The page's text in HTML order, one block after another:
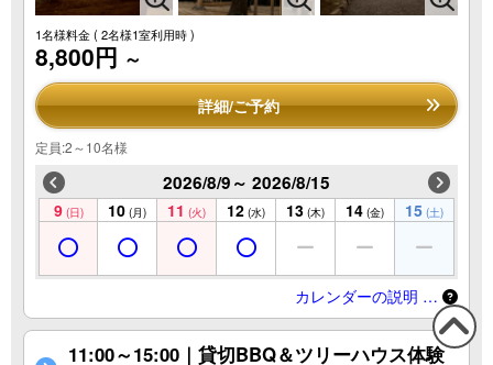
1名様料金( 2名様1室利用時 )
8,800円 ～
詳細/ご予約
定員:2～10名様
2026/8/9～ 2026/8/15
9 (日) 10 (月) 11 (火) 12 (水) 13 (木) 14 (金) 15 (土)
カレンダーの説明 …
11:00～15:00｜貸切BBQ＆ツリーハウス体験この